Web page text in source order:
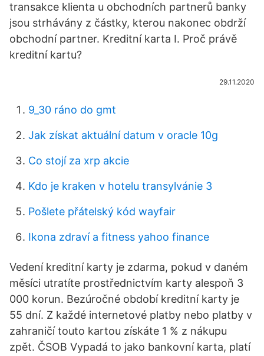
transakce klienta u obchodních partnerů banky
jsou strhávány z částky, kterou nakonec obdrží
obchodní partner. Kreditní karta I. Proč právě
kreditní kartu?
29.11.2020
9_30 ráno do gmt
Jak získat aktuální datum v oracle 10g
Co stojí za xrp akcie
Kdo je kraken v hotelu transylvánie 3
Pošlete přátelský kód wayfair
Ikona zdraví a fitness yahoo finance
Vedení kreditní karty je zdarma, pokud v daném
měsíci utratíte prostřednictvím karty alespoň 3
000 korun. Bezúročné období kreditní karty je
55 dní. Z každé internetové platby nebo platby v
zahraničí touto kartou získáte 1 % z nákupu
zpět. ČSOB Vypadá to jako bankovní karta, platí